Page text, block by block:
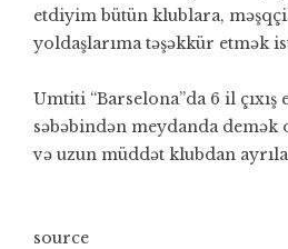
etdiyim bütün klublara,
yoldaşlarıma təşəkkür etmək
Umtiti “Barselona”da 6 il çıxış
səbəbindən meydanda
və uzun müddət klubdan
source